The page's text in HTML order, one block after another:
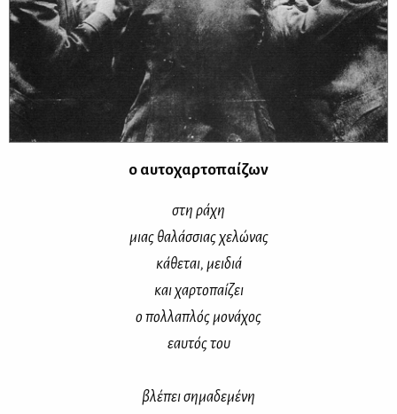
ο αυ­το­χαρ­το­παί­ζων
στη ρά­χη
μιας θα­λάσ­σιας χε­λώ­νας
κά­θε­ται, μει­διά
και χαρ­το­παί­ζει
ο πολ­λα­πλός μο­νά­χος
εαυ­τός του
βλέ­πει ση­μα­δε­μέ­νη